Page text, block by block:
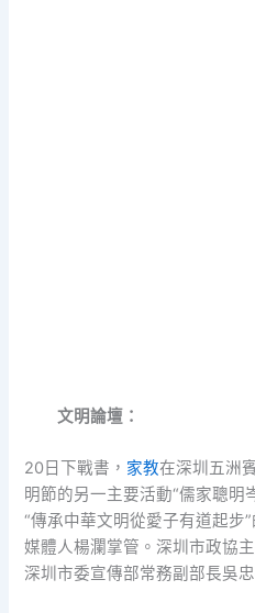
文明論壇：
20日下戰書， 家教在深圳五洲
明節的另一主要活動“儒家聰明
“傳承中華文明從愛子有道起步
媒體人楊瀾掌管。深圳市政協
深圳市委宣傳部常務副部長吳